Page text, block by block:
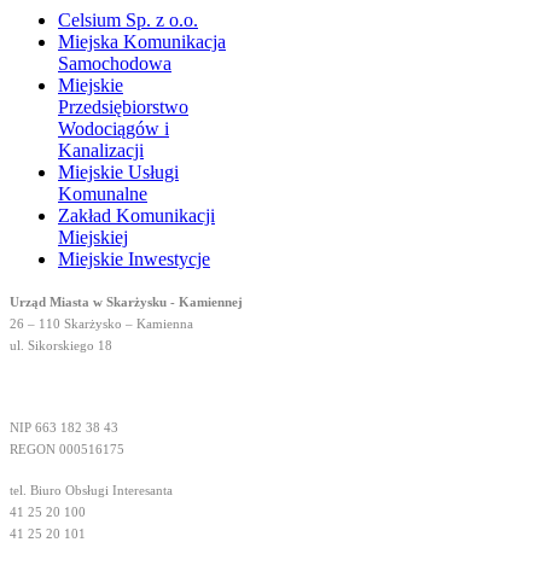
Celsium Sp. z o.o.
Miejska Komunikacja
Samochodowa
Miejskie
Przedsiębiorstwo
Wodociągów i
Kanalizacji
Miejskie Usługi
Komunalne
Zakład Komunikacji
Miejskiej
Miejskie Inwestycje
Urząd Miasta w Skarżysku - Kamiennej
26 – 110 Skarżysko – Kamienna
ul. Sikorskiego 18
NIP 663 182 38 43
REGON 000516175
tel. Biuro Obsługi Interesanta
41 25 20 100
41 25 20 101